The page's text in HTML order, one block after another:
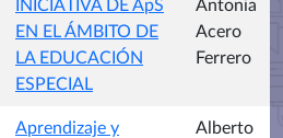
INICIATIVA DE ApS
EN EL ÁMBITO DE
LA EDUCACIÓN
ESPECIAL
Antonia
Acero
Ferrero
Aprendizaje y
Alberto